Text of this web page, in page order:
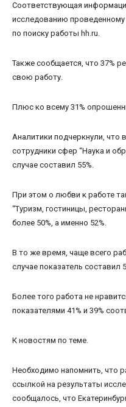
Соответствующая
исследованию
по поиску работы hh.ru.
Также сообщается, что 37%
свою работу.
Плюс ко всему 31%
Аналитики подчеркнули, что
сотрудники сфер “Наука и
случае составил 55%.
При этом о любви к работе
“Туризм, гостиницы,
более 50%, а именно 52%.
В то же время, чаще всего
случае показатель составил
Более того работа не
показателями 41% и 39%
К новостям по теме.
Необходимо напомнить, что
ссылкой на результаты
сообщалось, что